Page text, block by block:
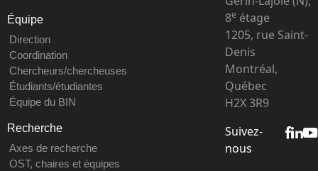
Équipe
Direction
Coordination
Chercheurs/chercheuses
Étudiants/étudiantes
Équipe du BIN
Recherche
Axes de recherche
OST, chaires et équipes
8e étage
1205, rue Saint-
Denis
Montréal,
Québec
H2X 3R9
Suivez-
nous